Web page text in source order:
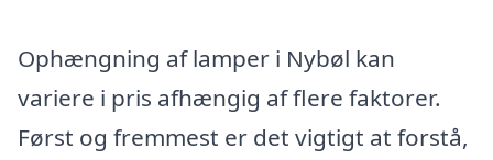
Ophængning af lamper i Nybøl kan
variere i pris afhængig af flere faktorer.
Først og fremmest er det vigtigt at forstå,